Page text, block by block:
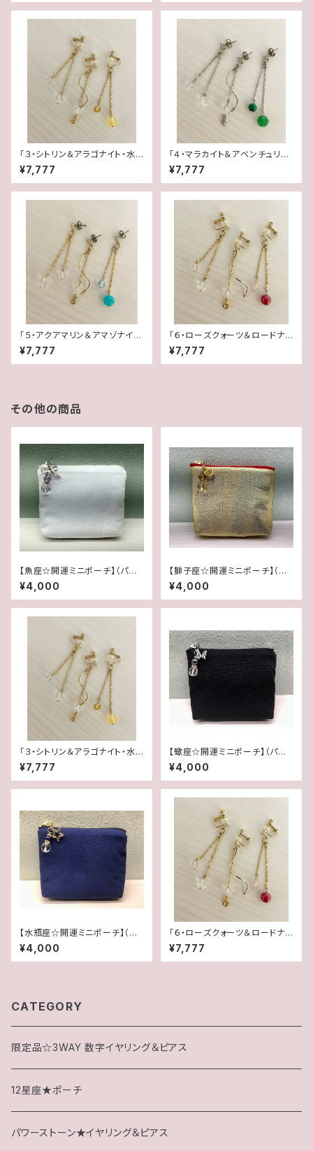
「３・シトリン＆アラゴナイト・水
晶」【3WAY 数字イヤリング＆ピ
アス】
¥7,777
「４・マラカイト＆アベンチュリ
ン・水晶」【3WAY 数字イヤリン
グ＆ピアス】
¥7,777
「５・アクアマリン＆アマゾナイ
ト・水晶」【3WAY 数字イヤリン
グ＆ピアス】
¥7,777
「６・ローズクォーツ＆ロードナイ
ト・水晶」【3WAY 数字イヤリン
グ＆ピアス】
¥7,777
その他の商品
【魚座☆開運ミニポーチ】（パワ
ーストーンブレス専用にも最適）
¥4,000
【獅子座☆開運ミニポーチ】（パ
ワーストーンブレス専用にも最
適）
¥4,000
「３・シトリン＆アラゴナイト・水
晶」【3WAY 数字イヤリング＆ピ
アス】
¥7,777
【蠍座☆開運ミニポーチ】（パワ
ーストーンブレス専用にも最適）
¥4,000
【水瓶座☆開運ミニポーチ】（パ
ワーストーンブレス専用にも最
適）
¥4,000
「６・ローズクォーツ＆ロードナイ
ト・水晶」【3WAY 数字イヤリン
グ＆ピアス】
¥7,777
CATEGORY
限定品☆3WAY 数字イヤリング＆ピアス
12星座★ポーチ
パワーストーン★イヤリング＆ピアス